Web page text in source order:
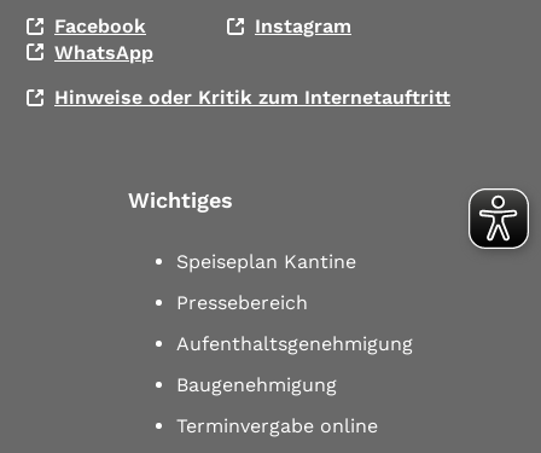
Facebook
Instagram
WhatsApp
Hinweise oder Kritik zum Internetauftritt
Wichtiges
Speiseplan Kantine
Pressebereich
Aufenthaltsgenehmigung
Baugenehmigung
Terminvergabe online